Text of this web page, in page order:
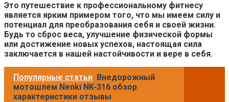
Это путешествие к профессиональному фитнесу
является ярким примером того, что мы имеем силу и
потенциал для преобразования себя и своей жизни.
Будь то сброс веса, улучшение физической формы
или достижение новых успехов, настоящая сила
заключается в нашей настойчивости и вере в себя.
Популярные статьи Внедорожный
мотошлем Nenki NK-316 обзор
характеристики отзывы